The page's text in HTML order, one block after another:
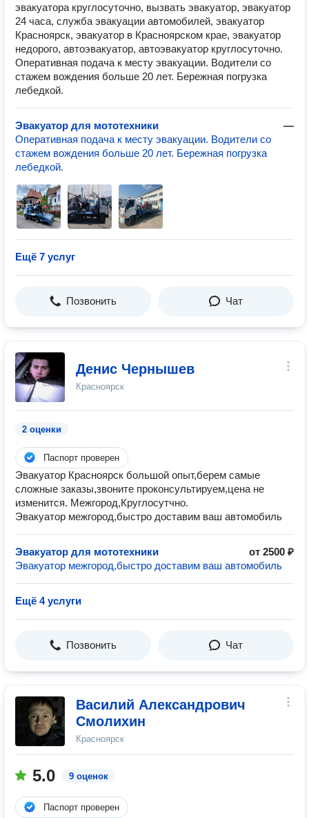
эвакуатора круглосуточно, вызвать эвакуатор, эвакуатор
24 часа, служба эвакуации автомобилей, эвакуатор
Красноярск, эвакуатор в Красноярском крае, эвакуатор
недорого, автоэвакуатор, автоэвакуатор круглосуточно.
Оперативная подача к месту эвакуации. Водители со
стажем вождения больше 20 лет. Бережная погрузка
лебедкой.
Эвакуатор для мототехники
—
Оперативная подача к месту эвакуации. Водители со
стажем вождения больше 20 лет. Бережная погрузка
лебедкой.
Ещё 7 услуг
Позвонить Чат
Денис Чернышев
Красноярск
2 оценки
Паспорт проверен
Эвакуатор Красноярск большой опыт,берем самые
сложные заказы,звоните проконсультируем,цена не
изменится. Межгород,Круглосутчно.
Эвакуатор межгород,быстро доставим ваш автомобиль
Эвакуатор для мототехники
от 2500 ₽
Эвакуатор межгород,быстро доставим ваш автомобиль
Ещё 4 услуги
Позвонить Чат
Василий Александрович
Смолихин
Красноярск
5.0 9 оценок
Паспорт проверен